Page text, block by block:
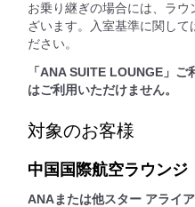
お乗り継ぎの場合には、ラ
ざいます。入室基準に関して
ださい。
「ANA SUITE LOUNGE」
はご利用いただけません。
対象のお客様
中国国際航空ラウンジ
ANAまたは他スター アライ